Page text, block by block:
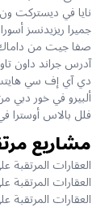
نايا في ديستركت ون
جميرا ريزيدنسز
صفا جيت من داماك
آدرس جراند داون
دي آي إف سي
ألبيرو في خور دبي
فلل بالاس أوسترا
مشاريع
العقارات المرتقبة على
العقارات المرتقبة على
العقارات المرتقبة على